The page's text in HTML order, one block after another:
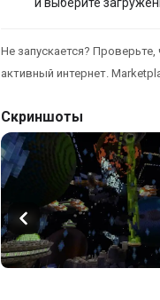
Не запускается?
активный интернет.
Скриншоты